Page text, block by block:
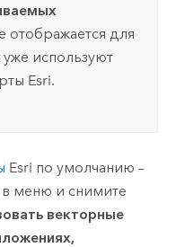
отображается для
используют
Esri.
Esri по умолчанию –
в меню и снимите
векторные